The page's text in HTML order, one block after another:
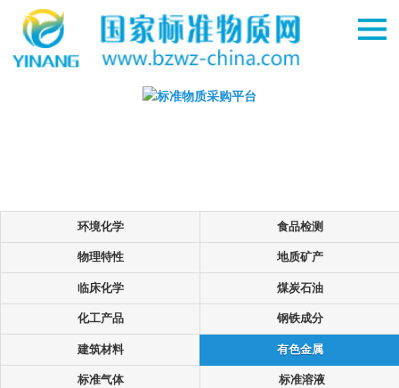
环境化学 食品检测
物理特性 地质矿产
临床化学 煤炭石油
化工产品 钢铁成分
建筑材料 有色金属
标准气体 标准溶液